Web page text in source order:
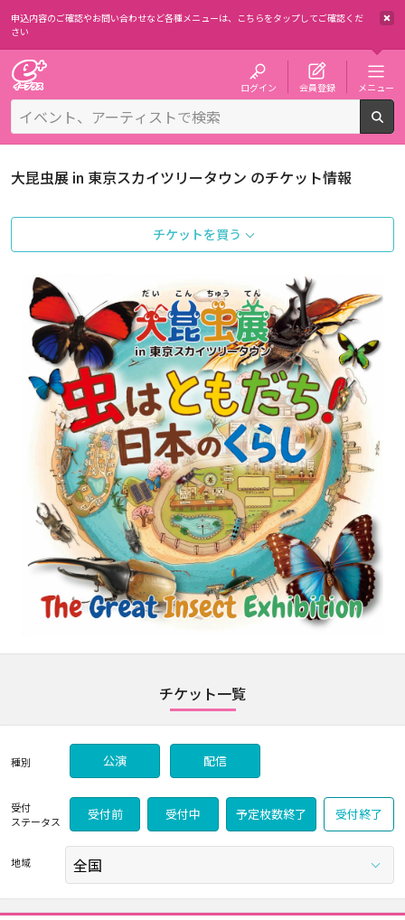
申込内容のご確認やお問い合わせなど各種メニューは、 こちらをタップしてご確認くだ
さい
ログイン 会員登録 メニュー
大昆虫展 in 東京スカイツリータウン のチケット情報
チケットを買う
チケット一覧
種別 公演 配信
受付
ステータス
受付前 受付中 予定枚数終了 受付終了
地域